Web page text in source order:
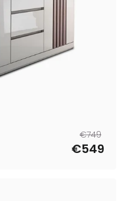
Parastā
cena
€749
Pārdošanas
cena€549